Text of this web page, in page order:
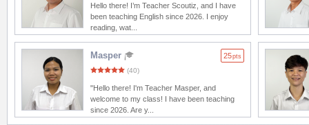
Hello there! I’m Teacher Scoutiz, and I have
been teaching English since 2026. I enjoy
reading, wat...
Masper 25pts
(40)
"Hello there! I'm Teacher Masper, and
welcome to my class! I have been teaching
since 2026. Are y...